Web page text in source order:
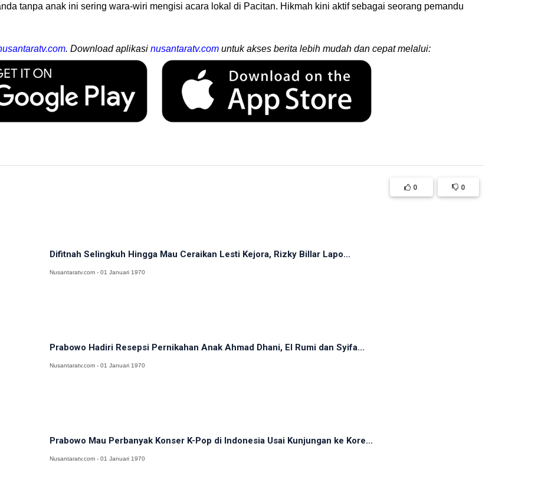
tanpa anak ini sering wara-wiri mengisi acara lokal di Pacitan. Hikmah kini aktif sebagai seorang pemandu
. Download aplikasi nusantaratv.com untuk akses berita lebih mudah dan cepat melalui:
0 0
Difitnah Selingkuh Hingga Mau Ceraikan Lesti Kejora, Rizky Billar Lapo...
Nusantaratv.com - 01 Januari 1970
Prabowo Hadiri Resepsi Pernikahan Anak Ahmad Dhani, El Rumi dan Syifa...
Nusantaratv.com - 01 Januari 1970
Prabowo Mau Perbanyak Konser K-Pop di Indonesia Usai Kunjungan ke Kore...
Nusantaratv.com - 01 Januari 1970